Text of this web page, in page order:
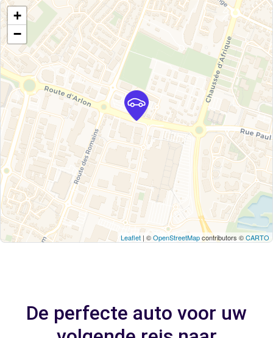
+
−
Leaflet | ©OpenStreetMapcontributors ©CARTO
De perfecte auto voor uw